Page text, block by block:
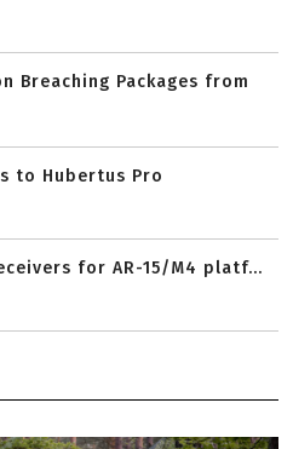
Breaching Packages from
to Hubertus Pro
for AR-15/M4 platf...